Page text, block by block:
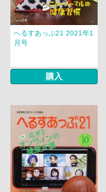
へるすあっぷ21 2021年1
月号
購入